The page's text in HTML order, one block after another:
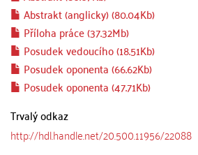
Abstrakt (anglicky) (80.04Kb)
Příloha práce (37.32Mb)
Posudek vedoucího (18.51Kb)
Posudek oponenta (66.62Kb)
Posudek oponenta (47.71Kb)
Trvalý odkaz
http://hdl.handle.net/20.500.11956/22088